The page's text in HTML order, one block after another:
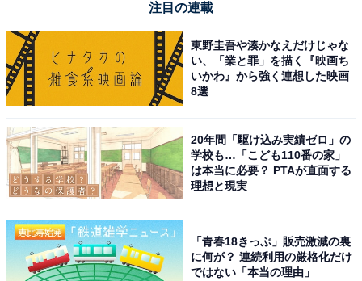
注目の連載
東野圭吾や湊かなえだけじゃな
い、「業と罪」を描く『映画ち
いかわ』から強く連想した映画
8選
20年間「駆け込み実績ゼロ」の
学校も…「こども110番の家」
は本当に必要？ PTAが直面する
理想と現実
「青春18きっぷ」販売激減の裏
に何が？ 連続利用の厳格化だけ
ではない「本当の理由」